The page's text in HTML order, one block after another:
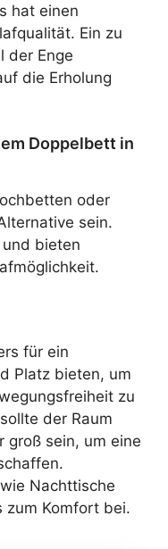
hat einen
Ein zu
der Enge
die Erholung
Doppelbett in
oder
sein.
bieten
für ein
Platz bieten, um
zu
der Raum
groß sein, um eine
Nachttische
zum Komfort bei.